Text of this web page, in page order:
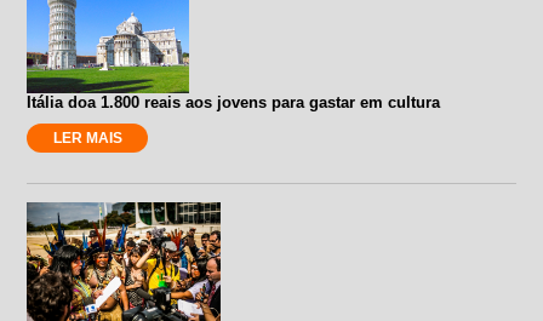
Itália doa 1.800 reais aos jovens para gastar em cultura
LER MAIS